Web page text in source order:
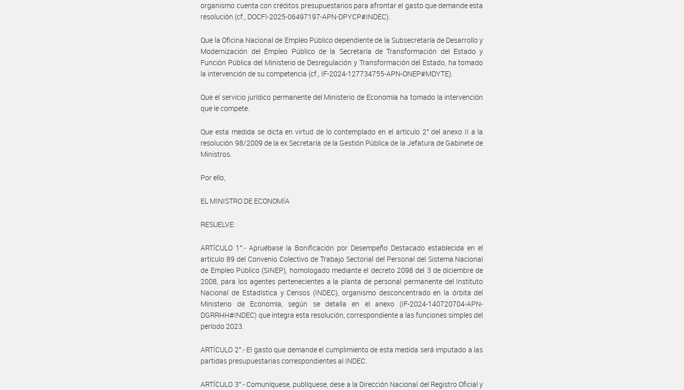
organismo cuenta con créditos presupuestarios para afrontar el gasto que demande esta
resolución (cf., DOCFI-2025-06497197-APN-DPYCP#INDEC).
Que la Oficina Nacional de Empleo Público dependiente de la Subsecretaría de Desarrollo y
Modernización del Empleo Público de la Secretaría de Transformación del Estado y
Función Pública del Ministerio de Desregulación y Transformación del Estado, ha tomado
la intervención de su competencia (cf., IF-2024-127734755-APN-ONEP#MDYTE).
Que el servicio jurídico permanente del Ministerio de Economía ha tomado la intervención
que le compete.
Que esta medida se dicta en virtud de lo contemplado en el artículo 2° del anexo II a la
resolución 98/2009 de la ex Secretaría de la Gestión Pública de la Jefatura de Gabinete de
Ministros.
Por ello,
EL MINISTRO DE ECONOMÍA
RESUELVE:
ARTÍCULO 1°.- Apruébase la Bonificación por Desempeño Destacado establecida en el
artículo 89 del Convenio Colectivo de Trabajo Sectorial del Personal del Sistema Nacional
de Empleo Público (SINEP), homologado mediante el decreto 2098 del 3 de diciembre de
2008, para los agentes pertenecientes a la planta de personal permanente del Instituto
Nacional de Estadística y Censos (INDEC), organismo desconcentrado en la órbita del
Ministerio de Economía, según se detalla en el anexo (IF-2024-140720704-APN-
DGRRHH#INDEC) que integra esta resolución, correspondiente a las funciones simples del
período 2023.
ARTÍCULO 2°.- El gasto que demande el cumplimiento de esta medida será imputado a las
partidas presupuestarias correspondientes al INDEC.
ARTÍCULO 3°.- Comuníquese, publíquese, dese a la Dirección Nacional del Registro Oficial y